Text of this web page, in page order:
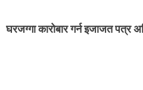
घरजग्गा कारोबार गर्न इजाजत पत्र